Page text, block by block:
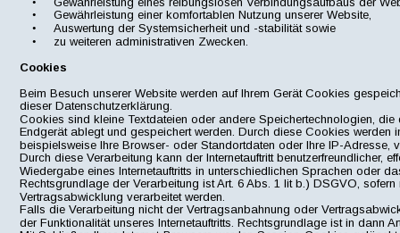
•
Gewährleistung einer komfortablen Nutzung unserer Website,
•
Auswertung der Systemsicherheit und -stabilität sowie
•
zu weiteren administrativen Zwecken.
Cookies
Beim Besuch unserer Website werden auf Ihrem Gerät Cookies
dieser Datenschutzerklärung.
Cookies sind kleine Textdateien oder andere Speichertechnologien,
Endgerät ablegt und gespeichert werden. Durch diese Cookies
beispielsweise Ihre Browser- oder Standortdaten oder Ihre IP-Adresse,
Durch diese Verarbeitung kann der Internetauftritt benutzerfreundlicher,
Wiedergabe eines Internetauftritts in unterschiedlichen Sprachen oder
Rechtsgrundlage der Verarbeitung ist Art. 6 Abs. 1 lit b.) DSGVO,
Vertragsabwicklung verarbeitet werden.
Falls die Verarbeitung nicht der Vertragsanbahnung oder
der Funktionalität unseres Internetauftritts. Rechtsgrundlage ist in dann